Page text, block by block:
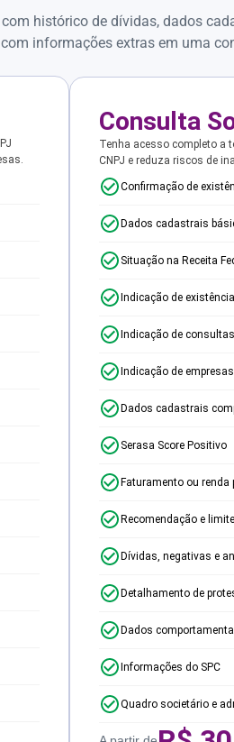
histórico de dívidas, dados
informações extras em uma
Consulta
Tenha acesso completo a
CNPJ e reduza riscos de
Confirmação de
Dados cadastrais
Situação na Receita
Indicação de
Indicação de
Indicação de
Dados cadastrais
Serasa Score Positivo
Faturamento ou renda
Recomendação e
Dívidas, negativas e
Detalhamento de
Dados
Informações do SPC
Quadro societário e